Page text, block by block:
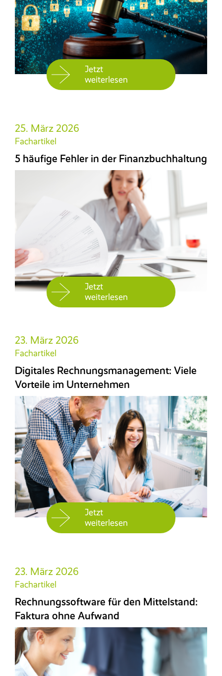
Jetzt
weiterlesen
Jetzt
weiterlesen
25. März 2026
Fachartikel
5 häufige Fehler in der Finanzbuchhaltung
23. März 2026
Fachartikel
Digitales Rechnungsmanagement: Viele
Vorteile im Unternehmen
Jetzt
weiterlesen
23. März 2026
Fachartikel
Rechnungssoftware für den Mittelstand:
Faktura ohne Aufwand